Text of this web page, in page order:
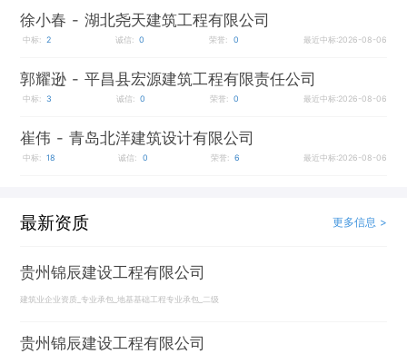
徐小春 - 湖北尧天建筑工程有限公司
中标: 2 诚信: 0 荣誉: 0 最近中标:2026-08-06
郭耀逊 - 平昌县宏源建筑工程有限责任公司
中标: 3 诚信: 0 荣誉: 0 最近中标:2026-08-06
崔伟 - 青岛北洋建筑设计有限公司
中标: 18 诚信: 0 荣誉: 6 最近中标:2026-08-06
最新资质 更多信息 >
贵州锦辰建设工程有限公司
建筑业企业资质_专业承包_地基基础工程专业承包_二级
贵州锦辰建设工程有限公司